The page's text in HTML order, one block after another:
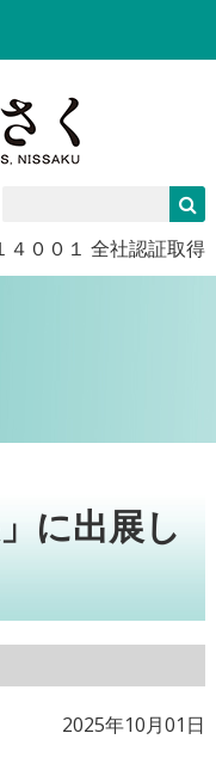
４００１ 全社認証取得
に出展し
2025年10月01日